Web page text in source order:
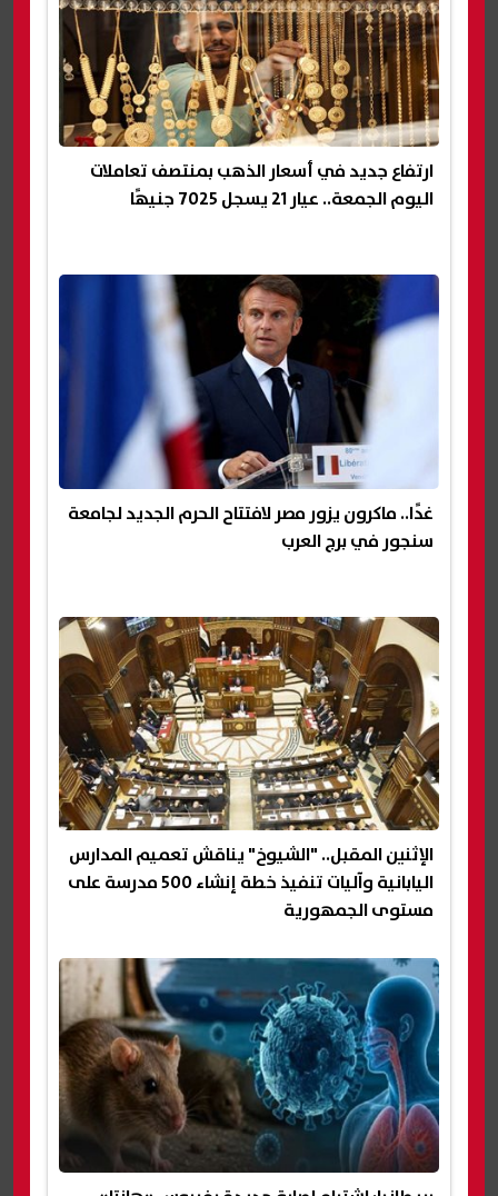
ارتفاع جديد في أسعار الذهب بمنتصف تعاملات
اليوم الجمعة.. عيار 21 يسجل 7025 جنيهًا
غدًا.. ماكرون يزور مصر لافتتاح الحرم الجديد لجامعة
سنجور في برج العرب
الإثنين المقبل.. "الشيوخ" يناقش تعميم المدارس
اليابانية وآليات تنفيذ خطة إنشاء 500 مدرسة على
مستوى الجمهورية